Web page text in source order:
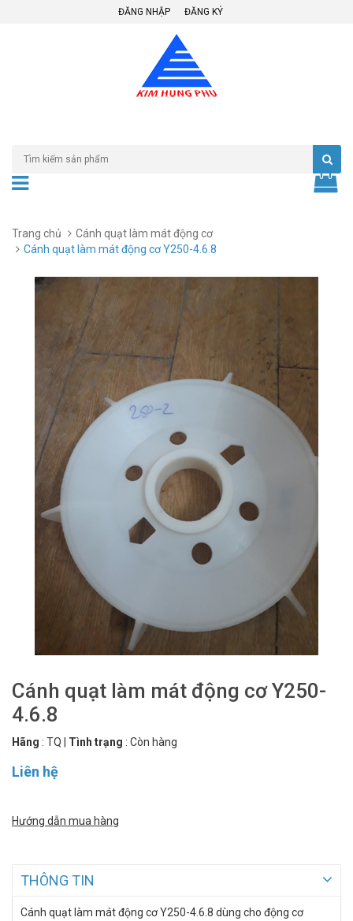
ĐĂNG NHẬP ĐĂNG KÝ
Trang chủ
Cánh quạt làm mát động cơ
Cánh quạt làm mát động cơ Y250-4.6.8
Cánh quạt làm mát động cơ Y250-
4.6.8
Hãng : TQ Tình trạng : Còn hàng
Liên hệ
Hướng dẫn mua hàng
THÔNG TIN
Cánh quạt làm mát động cơ Y250-4.6.8 dùng cho động cơ